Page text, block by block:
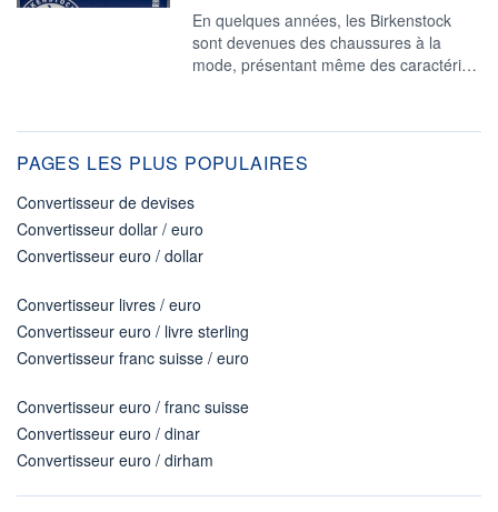
En quelques années, les Birkenstock
sont devenues des chaussures à la
mode, présentant même des caractéri…
PAGES LES PLUS POPULAIRES
Convertisseur de devises
Convertisseur dollar / euro
Convertisseur euro / dollar
Convertisseur livres / euro
Convertisseur euro / livre sterling
Convertisseur franc suisse / euro
Convertisseur euro / franc suisse
Convertisseur euro / dinar
Convertisseur euro / dirham